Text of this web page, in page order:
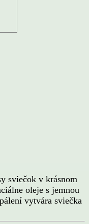
sviečok v krásnom
oleje s jemnou
vytvára sviečka